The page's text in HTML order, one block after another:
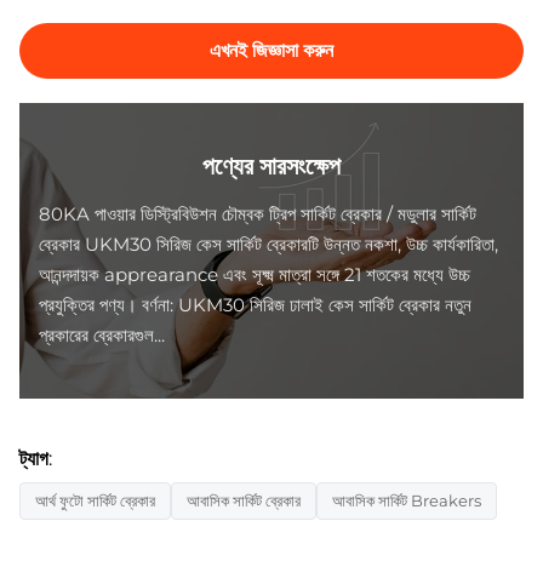
এখনই জিজ্ঞাসা করুন
পণ্যের সারসংক্ষেপ
80KA পাওয়ার ডিস্ট্রিবিউশন চৌম্বক ট্রিপ সার্কিট ব্রেকার / মডুলার সার্কিট
ব্রেকার UKM30 সিরিজ কেস সার্কিট ব্রেকারটি উন্নত নকশা, উচ্চ কার্যকারিতা,
আনন্দদায়ক apprearance এবং সূক্ষ্ম মাত্রা সঙ্গে 21 শতকের মধ্যে উচ্চ
প্রযুক্তির পণ্য। বর্ণনা: UKM30 সিরিজ ঢালাই কেস সার্কিট ব্রেকার নতুন
প্রকারের ব্রেকারগুল...
ট্যাগ:
আর্থ ফুটো সার্কিট ব্রেকার আবাসিক সার্কিট ব্রেকার আবাসিক সার্কিট Breakers